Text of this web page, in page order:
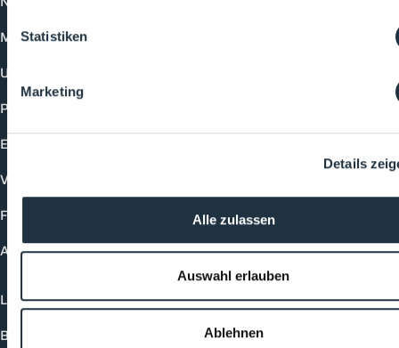
Statistiken
Marketing
Details
Alle zulassen
Auswahl erlauben
Ablehnen
Mediathek
Unternehmen
Produkte
Events
Vorträge
Future-Faces
Academy
Login
Buchungsmöglichkeiten